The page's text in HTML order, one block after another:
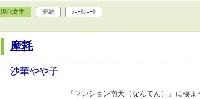
現代文学 完結 ｼｮｰﾄｼｮｰﾄ
摩耗
沙華やや子
『マンション南天（なんてん）』に棲